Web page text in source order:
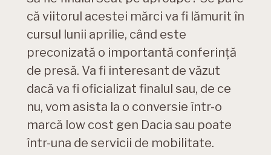
că viitorul acestei mărci va fi lămurit în
cursul lunii aprilie, când este
preconizată o importantă conferință
de presă. Va fi interesant de văzut
dacă va fi oficializat finalul sau, de ce
nu, vom asista la o conversie într-o
marcă low cost gen Dacia sau poate
într-una de servicii de mobilitate.